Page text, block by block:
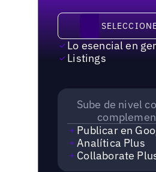
Seleccione un plan
Lo esencial en
Listings
Sube de nivel
Publicar en
Analítica Plus
Collaborate